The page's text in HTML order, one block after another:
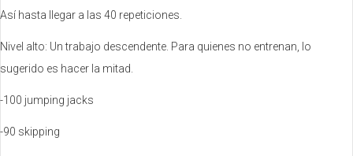
Así hasta llegar a las 40 repeticiones.
Nivel alto: Un trabajo descendente. Para quienes no entrenan, lo
sugerido es hacer la mitad.
-100 jumping jacks
-90 skipping